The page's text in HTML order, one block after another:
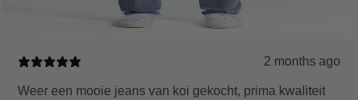
2 months ago
Weer een mooie jeans van koi gekocht, prima kwaliteit